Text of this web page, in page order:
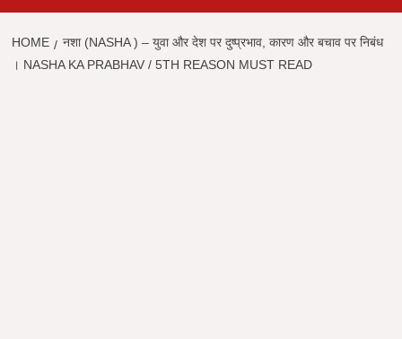
HOME
नशा (NASHA ) – युवा और देश पर दुष्प्रभाव, कारण और बचाव पर निबंध
। NASHA KA PRABHAV / 5TH REASON MUST READ